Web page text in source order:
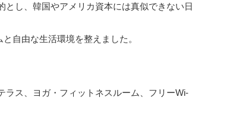
し、韓国やアメリカ資本には真似できない日
自由な生活環境を整えました。
ス、ヨガ・フィットネスルーム、フリーWi-